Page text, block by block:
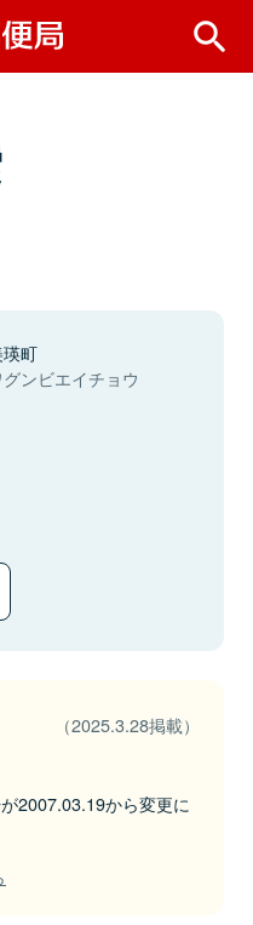
瑛町
ンビエイチョウ
（2025.3.28掲載）
2007.03.19から変更に